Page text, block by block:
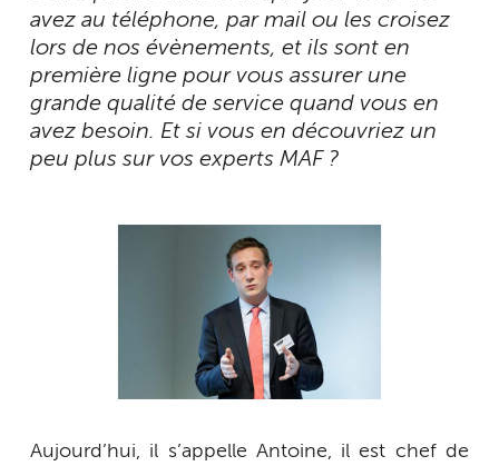
avez au téléphone, par mail ou les croisez
lors de nos évènements, et ils sont en
première ligne pour vous assurer une
grande qualité de service quand vous en
avez besoin. Et si vous en découvriez un
peu plus sur vos experts MAF ?
Aujourd’hui, il s’appelle Antoine, il est chef de